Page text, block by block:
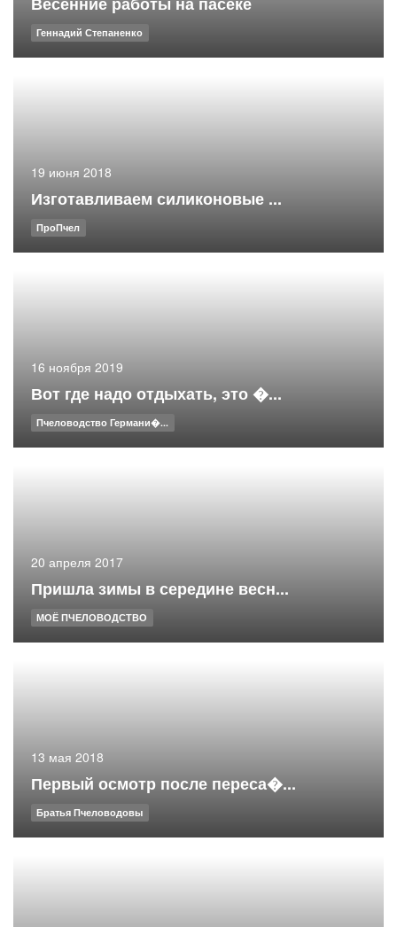
Геннадий Степаненко
19 июня 2018
Изготавливаем силиконовые ...
ПроПчел
16 ноября 2019
Вот где надо отдыхать, это �...
Пчеловодство Германи�...
20 апреля 2017
Пришла зимы в середине весн...
МОЁ ПЧЕЛОВОДСТВО
13 мая 2018
Первый осмотр после переса�...
Братья Пчеловодовы